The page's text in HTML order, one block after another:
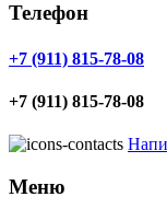
Телефон
+7 (911) 815-78-08
+7 (911) 815-78-08
Меню